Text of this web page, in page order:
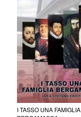
I TASSO UNA FAMIGLIA